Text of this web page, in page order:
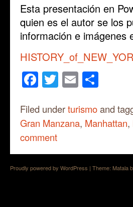
Esta presentación en
quien es el autor se los
información e imágenes
Facebook
Twitter
Email
Filed underturismoand
Gran Manzana, Manhattan,
comment
Proudly powered by WordPress | Theme: Matala